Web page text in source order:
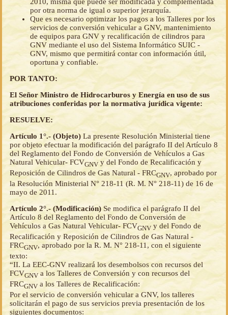
por otra norma de igual o superior jerarquía.
Que es necesario optimizar los pagos a los Talleres por los
servicios de conversión vehicular a GNV, mantenimiento
de equipos para GNV y recalificación de cilindros para
GNV mediante el uso del Sistema Informático SUIC -
GNV, mismo que permitirá contar con información útil,
oportuna y confiable.
POR TANTO:
El Señor Ministro de Hidrocarburos y Energía en uso de sus
atribuciones conferidas por la normativa jurídica vigente:
RESUELVE:
Artículo 1°.- (Objeto) La presente Resolución Ministerial tiene
por objeto efectuar la modificación del parágrafo II del Artículo 8
del Reglamento del Fondo de Conversión de Vehículos a Gas
Natural Vehicular- FCVGNV y del Fondo de Recalificación y
Reposición de Cilindros de Gas Natural - FRCGNV, aprobado por
la Resolución Ministerial N° 218-11 (R. M. N° 218-11) de 16 de
mayo de 2011.
Artículo 2°.- (Modificación) Se modifica el parágrafo II del
Artículo 8 del Reglamento del Fondo de Conversión de
Vehículos a Gas Natural Vehicular- FCVGNV y del Fondo de
Recalificación y Reposición de Cilindros de Gas Natural -
FRCGNV, aprobado por la R. M. N° 218-11, con el siguiente
texto:
“II. La EEC-GNV realizará los desembolsos con recursos del
FCVGNVa los Talleres de Conversión y con recursos del
FRCGNV a los Talleres de Recalificación:
Por el servicio de conversión vehicular a GNV, los talleres
solicitarán el pago de sus servicios previa presentación de los
siguientes documentos: